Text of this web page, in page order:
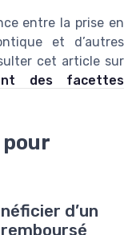
entre la prise en
et d’autres
cet article sur
des facettes
d’un